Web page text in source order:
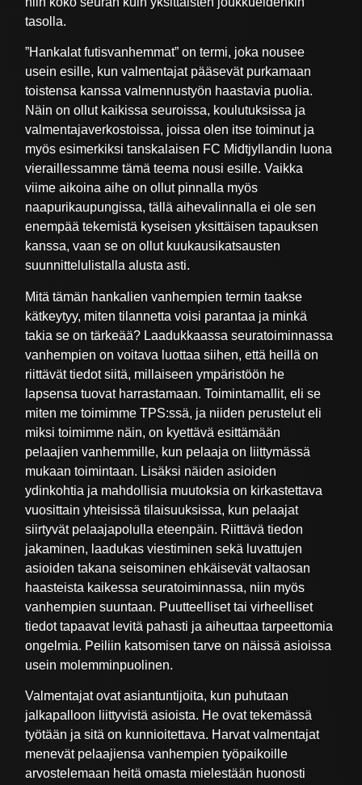
tasolla.
”Hankalat futisvanhemmat” on termi, joka nousee
usein esille, kun valmentajat pääsevät purkamaan
toistensa kanssa valmennustyön haastavia puolia.
Näin on ollut kaikissa seuroissa, koulutuksissa ja
valmentajaverkostoissa, joissa olen itse toiminut ja
myös esimerkiksi tanskalaisen FC Midtjyllandin luona
vieraillessamme tämä teema nousi esille. Vaikka
viime aikoina aihe on ollut pinnalla myös
naapurikaupungissa, tällä aihevalinnalla ei ole sen
enempää tekemistä kyseisen yksittäisen tapauksen
kanssa, vaan se on ollut kuukausikatsausten
suunnittelulistalla alusta asti.
Mitä tämän hankalien vanhempien termin taakse
kätkeytyy, miten tilannetta voisi parantaa ja minkä
takia se on tärkeää? Laadukkaassa seuratoiminnassa
vanhempien on voitava luottaa siihen, että heillä on
riittävät tiedot siitä, millaiseen ympäristöön he
lapsensa tuovat harrastamaan. Toimintamallit, eli se
miten me toimimme TPS:ssä, ja niiden perustelut eli
miksi toimimme näin, on kyettävä esittämään
pelaajien vanhemmille, kun pelaaja on liittymässä
mukaan toimintaan. Lisäksi näiden asioiden
ydinkohtia ja mahdollisia muutoksia on kirkastettava
vuosittain yhteisissä tilaisuuksissa, kun pelaajat
siirtyvät pelaajapolulla eteenpäin. Riittävä tiedon
jakaminen, laadukas viestiminen sekä luvattujen
asioiden takana seisominen ehkäisevät valtaosan
haasteista kaikessa seuratoiminnassa, niin myös
vanhempien suuntaan. Puutteelliset tai virheelliset
tiedot tapaavat levitä pahasti ja aiheuttaa tarpeettomia
ongelmia. Peiliin katsomisen tarve on näissä asioissa
usein molemminpuolinen.
Valmentajat ovat asiantuntijoita, kun puhutaan
jalkapalloon liittyvistä asioista. He ovat tekemässä
työtään ja sitä on kunnioitettava. Harvat valmentajat
menevät pelaajiensa vanhempien työpaikoille
arvostelemaan heitä omasta mielestään huonosti